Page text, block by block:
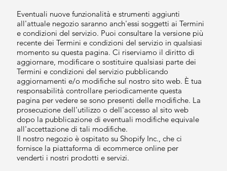
Eventuali nuove funzionalità e strumenti aggiunti
all'attuale negozio saranno anch'essi soggetti ai Termini
e condizioni del servizio. Puoi consultare la versione più
recente dei Termini e condizioni del servizio in qualsiasi
momento su questa pagina. Ci riserviamo il diritto di
aggiornare, modificare o sostituire qualsiasi parte dei
Termini e condizioni del servizio pubblicando
aggiornamenti e/o modifiche sul nostro sito web. È tua
responsabilità controllare periodicamente questa
pagina per vedere se sono presenti delle modifiche. La
prosecuzione dell'utilizzo o dell'accesso al sito web
dopo la pubblicazione di eventuali modifiche equivale
all'accettazione di tali modifiche.
Il nostro negozio è ospitato su Shopify Inc., che ci
fornisce la piattaforma di ecommerce online per
venderti i nostri prodotti e servizi.